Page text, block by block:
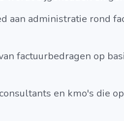
aan administratie rond
factuurbedragen op
en kmo's die